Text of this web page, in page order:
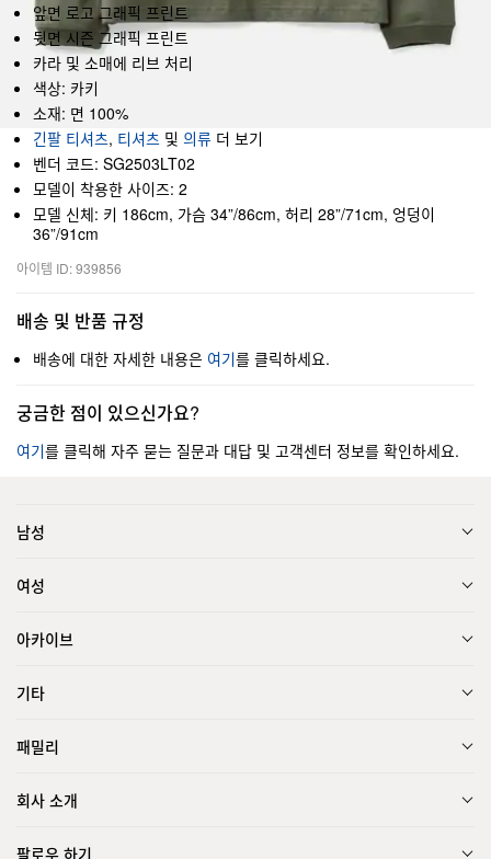
앞면 로고 그래픽 프린트
뒷면 시즌 그래픽 프린트
카라 및 소매에 리브 처리
색상: 카키
소재: 면 100%
긴팔 티셔츠, 티셔츠 및 의류 더 보기
벤더 코드: SG2503LT02
모델이 착용한 사이즈: 2
모델 신체: 키 186cm, 가슴 34”/86cm, 허리 28”/71cm, 엉덩이
36”/91cm
아이템 ID: 939856
배송 및 반품 규정
배송에 대한 자세한 내용은 여기를 클릭하세요.
궁금한 점이 있으신가요?
여기를 클릭해 자주 묻는 질문과 대답 및 고객센터 정보를 확인하세요.
남성
여성
아카이브
기타
패밀리
회사 소개
팔로우 하기